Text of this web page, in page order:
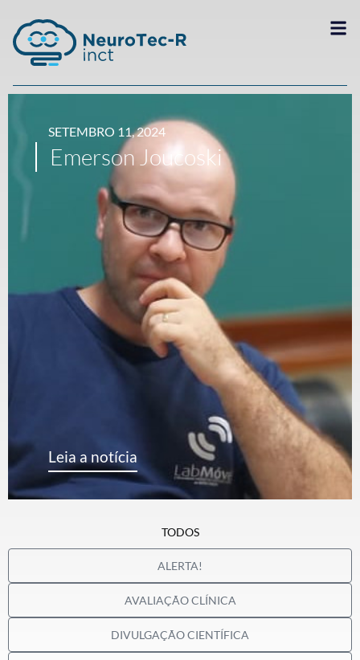
SETEMBRO 11, 2024
Emerson Joucoski
Leia a notícia
ALERTA!
AVALIAÇÃO CLÍNICA
DIVULGAÇÃO CIENTÍFICA
TODOS